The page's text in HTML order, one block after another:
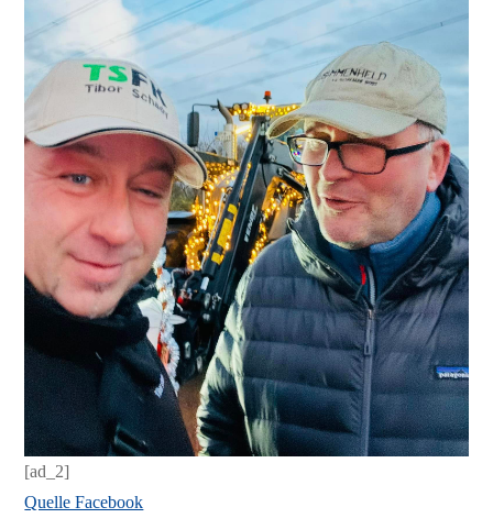
[ad_2]
Quelle Facebook